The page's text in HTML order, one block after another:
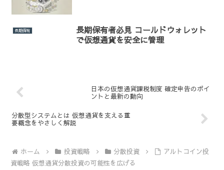
長期保有
長期保有者必見 コールドウォレット
で仮想通貨を安全に管理
日本の仮想通貨課税制度 確定申告のポイ
ントと最新の動向
分散型システムとは 仮想通貨を支える重
要概念をやさしく解説
ホーム 投資戦略 分散投資
アルトコイン投
資戦略 仮想通貨分散投資の可能性を広げる